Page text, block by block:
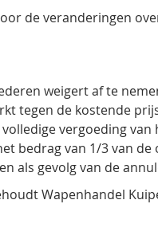
de veranderingen
weigert af te
tegen de kostende
vergoeding
bedrag van 1/3 van
als gevolg van de
Wapenhandel